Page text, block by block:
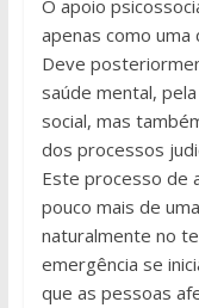
O apoio
apenas como
Deve
saúde mental,
social, mas
dos processos
Este processo de
pouco mais de
naturalmente no
emergência se
que as pessoas